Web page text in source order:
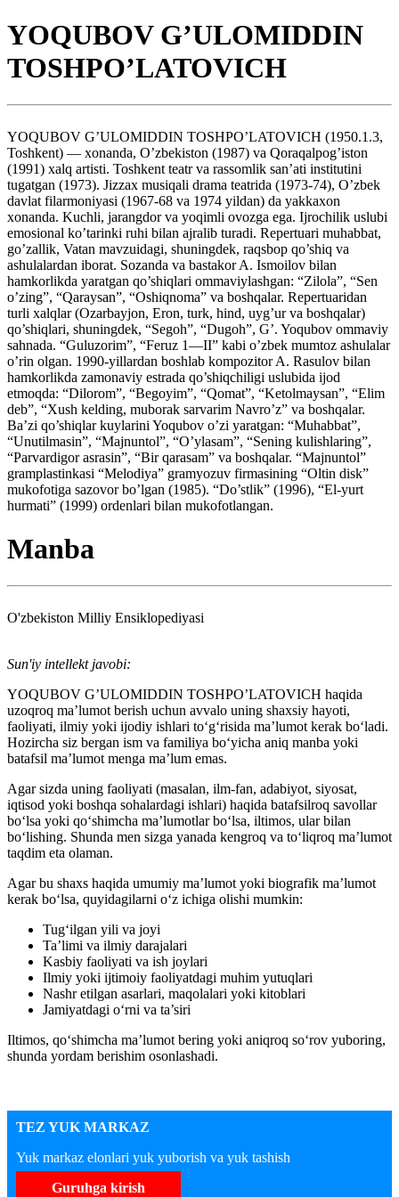
YOQUBOV G’ULOMIDDIN
TOSHPO’LATOVICH
YOQUBOV G’ULOMIDDIN TOSHPO’LATOVICH (1950.1.3,
Toshkent) — xonanda, O’zbekiston (1987) va Qoraqalpog’iston
(1991) xalq artisti. Toshkent teatr va rassomlik san’ati institutini
tugatgan (1973). Jizzax musiqali drama teatrida (1973-74), O’zbek
davlat filarmoniyasi (1967-68 va 1974 yildan) da yakkaxon
xonanda. Kuchli, jarangdor va yoqimli ovozga ega. Ijrochilik uslubi
emosional ko’tarinki ruhi bilan ajralib turadi. Repertuari muhabbat,
go’zallik, Vatan mavzuidagi, shuningdek, raqsbop qo’shiq va
ashulalardan iborat. Sozanda va bastakor A. Ismoilov bilan
hamkorlikda yaratgan qo’shiqlari ommaviylashgan: “Zilola”, “Sen
o’zing”, “Qaraysan”, “Oshiqnoma” va boshqalar. Repertuaridan
turli xalqlar (Ozarbayjon, Eron, turk, hind, uyg’ur va boshqalar)
qo’shiqlari, shuningdek, “Segoh”, “Dugoh”, G’. Yoqubov ommaviy
sahnada. “Guluzorim”, “Feruz 1—II” kabi o’zbek mumtoz ashulalar
o’rin olgan. 1990-yillardan boshlab kompozitor A. Rasulov bilan
hamkorlikda zamonaviy estrada qo’shiqchiligi uslubida ijod
etmoqda: “Dilorom”, “Begoyim”, “Qomat”, “Ketolmaysan”, “Elim
deb”, “Xush kelding, muborak sarvarim Navro’z” va boshqalar.
Ba’zi qo’shiqlar kuylarini Yoqubov o’zi yaratgan: “Muhabbat”,
“Unutilmasin”, “Majnuntol”, “O’ylasam”, “Sening kulishlaring”,
“Parvardigor asrasin”, “Bir qarasam” va boshqalar. “Majnuntol”
gramplastinkasi “Melodiya” gramyozuv firmasining “Oltin disk”
mukofotiga sazovor bo’lgan (1985). “Do’stlik” (1996), “El-yurt
hurmati” (1999) ordenlari bilan mukofotlangan.
Manba
O'zbekiston Milliy Ensiklopediyasi
Sun'iy intellekt javobi:
YOQUBOV G’ULOMIDDIN TOSHPO’LATOVICH haqida
uzoqroq ma’lumot berish uchun avvalo uning shaxsiy hayoti,
faoliyati, ilmiy yoki ijodiy ishlari to‘g‘risida ma’lumot kerak bo‘ladi.
Hozircha siz bergan ism va familiya bo‘yicha aniq manba yoki
batafsil ma’lumot menga ma’lum emas.
Agar sizda uning faoliyati (masalan, ilm-fan, adabiyot, siyosat,
iqtisod yoki boshqa sohalardagi ishlari) haqida batafsilroq savollar
bo‘lsa yoki qo‘shimcha ma’lumotlar bo‘lsa, iltimos, ular bilan
bo‘lishing. Shunda men sizga yanada kengroq va to‘liqroq ma’lumot
taqdim eta olaman.
Agar bu shaxs haqida umumiy ma’lumot yoki biografik ma’lumot
kerak bo‘lsa, quyidagilarni o‘z ichiga olishi mumkin:
Tug‘ilgan yili va joyi
Ta’limi va ilmiy darajalari
Kasbiy faoliyati va ish joylari
Ilmiy yoki ijtimoiy faoliyatdagi muhim yutuqlari
Nashr etilgan asarlari, maqolalari yoki kitoblari
Jamiyatdagi o‘rni va ta’siri
Iltimos, qo‘shimcha ma’lumot bering yoki aniqroq so‘rov yuboring,
shunda yordam berishim osonlashadi.
TEZ YUK MARKAZ
Yuk markaz elonlari yuk yuborish va yuk tashish
Guruhga kirish